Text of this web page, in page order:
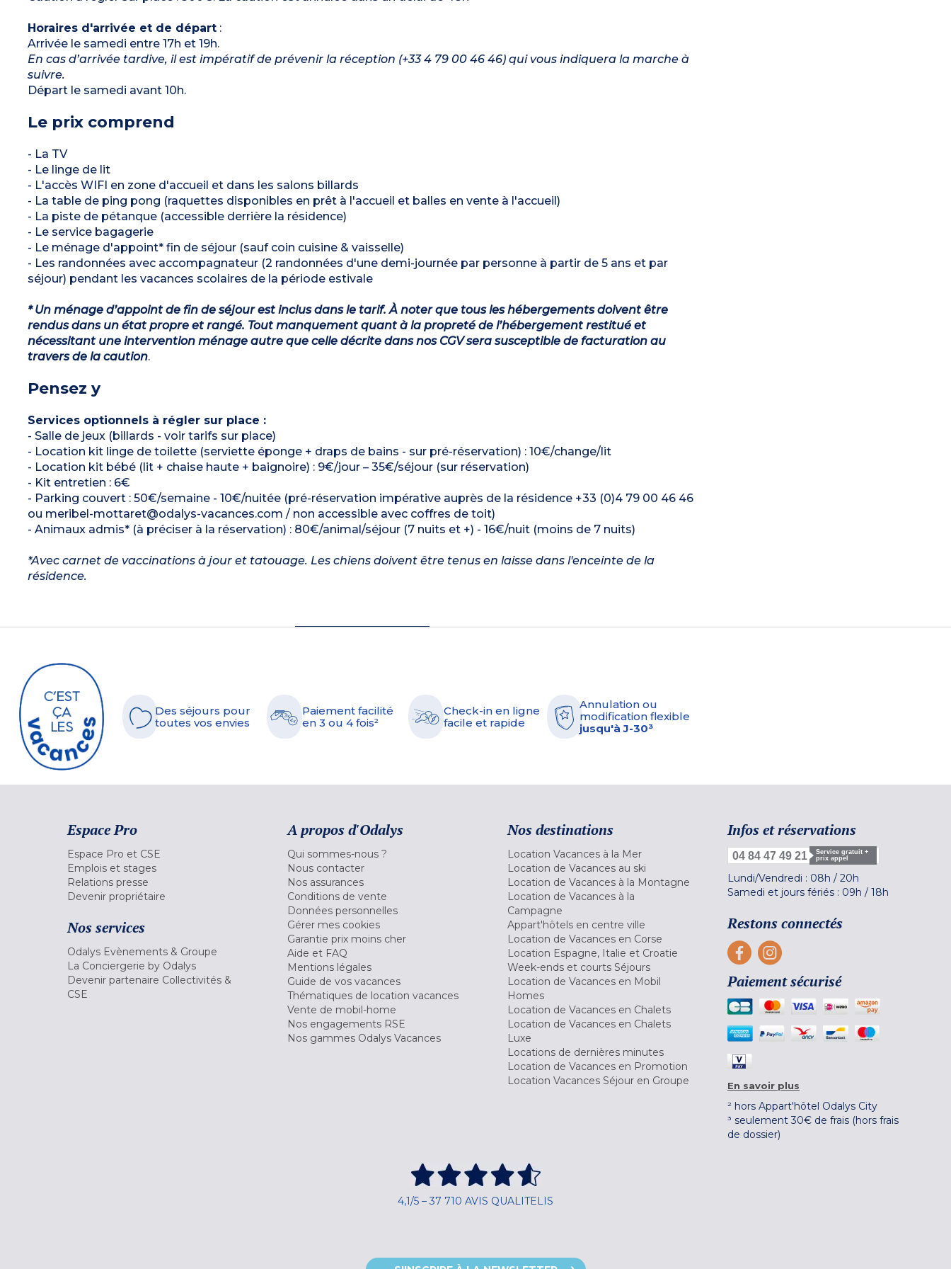
Horaires d'arrivée et de départ:
Arrivée le samedi entre 17h et 19h.
En cas d’arrivée tardive, il est impératif de prévenir la réception (+33 4 79 00 46 46) qui vous indiquera la marche à
suivre.
Départ le samedi avant 10h.
Le prix comprend
- La TV
- Le linge de lit
- L'accès WIFI en zone d'accueil et dans les salons billards
- La table de ping pong (raquettes disponibles en prêt à l'accueil et balles en vente à l'accueil)
- La piste de pétanque (accessible derrière la résidence)
- Le service bagagerie
- Le ménage d'appoint* fin de séjour (sauf coin cuisine & vaisselle)
- Les randonnées avec accompagnateur (2 randonnées d'une demi-journée par personne à partir de 5 ans et par
séjour) pendant les vacances scolaires de la période estivale
* Un ménage d’appoint de fin de séjour est inclus dans le tarif. À noter que tous les hébergements doivent être
rendus dans un état propre et rangé. Tout manquement quant à la propreté de l’hébergement restitué et
nécessitant une intervention ménage autre que celle décrite dans nos CGV sera susceptible de facturation au
travers de la caution.
Pensez y
Services optionnels à régler sur place :
- Salle de jeux (billards - voir tarifs sur place)
- Location kit linge de toilette (serviette éponge + draps de bains - sur pré-réservation) : 10€/change/lit
- Location kit bébé (lit + chaise haute + baignoire) : 9€/jour – 35€/séjour (sur réservation)
- Kit entretien : 6€
- Parking couvert : 50€/semaine - 10€/nuitée (pré-réservation impérative auprès de la résidence +33 (0)4 79 00 46 46
ou meribel-mottaret@odalys-vacances.com / non accessible avec coffres de toit)
- Animaux admis* (à préciser à la réservation) : 80€/animal/séjour (7 nuits et +) - 16€/nuit (moins de 7 nuits)
*Avec carnet de vaccinations à jour et tatouage. Les chiens doivent être tenus en laisse dans l'enceinte de la
résidence.
Des séjours pour
toutes vos envies
Paiement facilité
en 3 ou 4 fois²
Check-in en ligne
facile et rapide
Annulation ou
modification flexible
jusqu'à J-30³
Espace Pro
Espace Pro et CSE
Emplois et stages
Relations presse
Devenir propriétaire
Nos services
Odalys Evènements & Groupe
La Conciergerie by Odalys
Devenir partenaire Collectivités &
CSE
A propos d'Odalys
Qui sommes-nous ?
Nous contacter
Nos assurances
Conditions de vente
Données personnelles
Gérer mes cookies
Garantie prix moins cher
Aide et FAQ
Mentions légales
Guide de vos vacances
Thématiques de location vacances
Vente de mobil-home
Nos engagements RSE
Nos gammes Odalys Vacances
Nos destinations
Location Vacances à la Mer
Location de Vacances au ski
Location de Vacances à la Montagne
Location de Vacances à la
Campagne
Appart'hôtels en centre ville
Location de Vacances en Corse
Location Espagne, Italie et Croatie
Week-ends et courts Séjours
Location de Vacances en Mobil
Homes
Location de Vacances en Chalets
Location de Vacances en Chalets
Luxe
Locations de dernières minutes
Location de Vacances en Promotion
Location Vacances Séjour en Groupe
Infos et réservations
04 84 47 49 21
Service gratuit +
prix appel
Lundi/Vendredi : 08h / 20h
Samedi et jours fériés : 09h / 18h
Restons connectés
Paiement sécurisé
En savoir plus
² hors Appart'hôtel Odalys City
³ seulement 30€ de frais (hors frais
de dossier)
4,1/5 – 37 710 AVIS QUALITELIS